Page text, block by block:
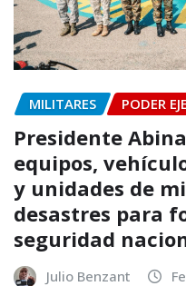
MILITARES PODER
Presidente
equipos,
y unidades de
desastres para
seguridad
Julio Benzant